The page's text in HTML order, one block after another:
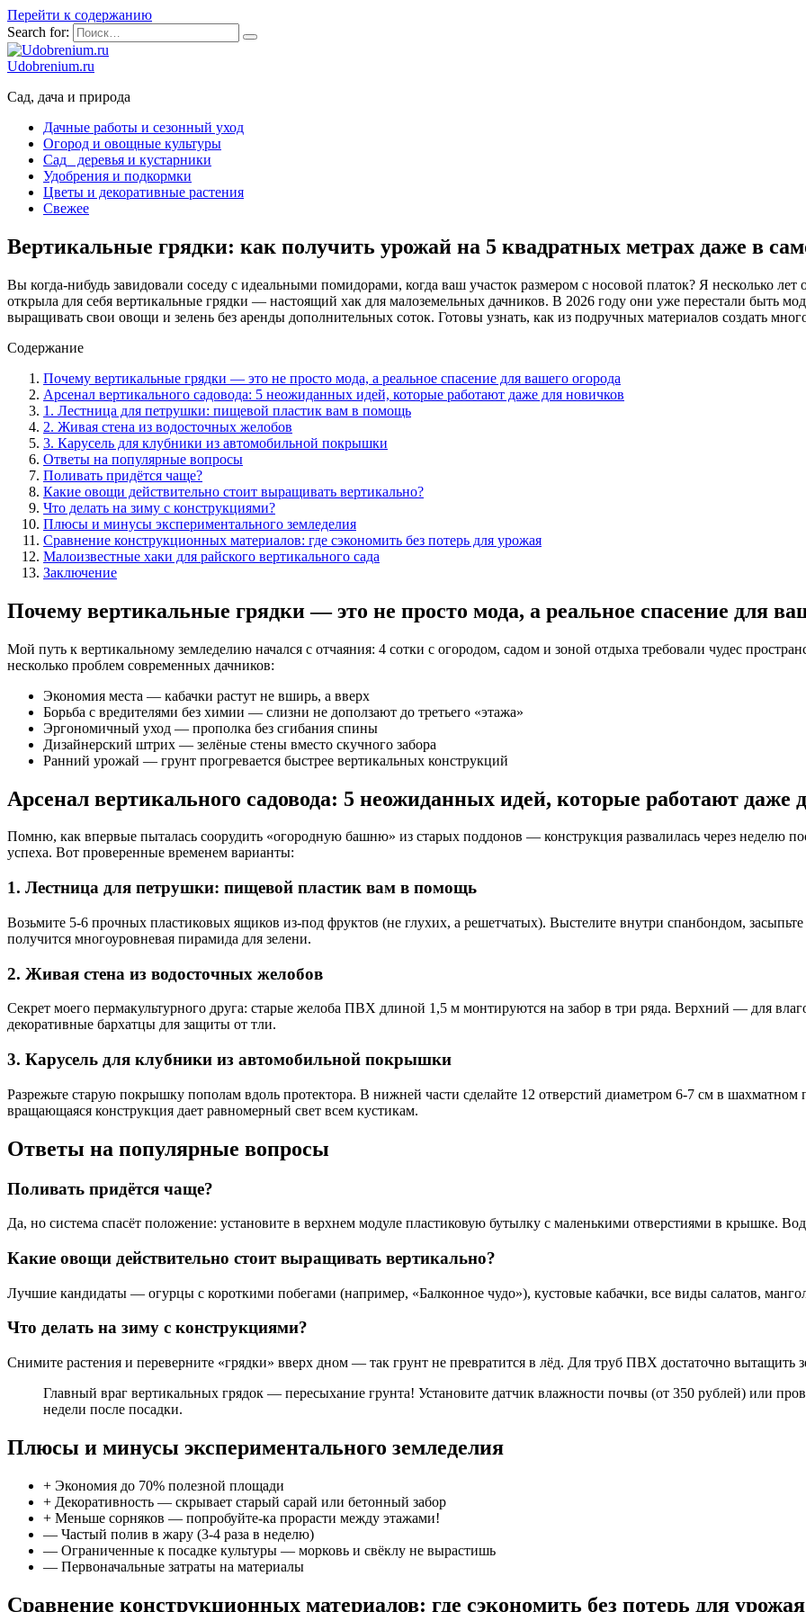
Перейти к содержанию
Search for:
Udobrenium.ru
Сад, дача и природа
Дачные работы и сезонный уход
Огород и овощные культуры
Сад_ деревья и кустарники
Удобрения и подкормки
Цветы и декоративные растения
Свежее
Вертикальные грядки: как получить урожай на 5 квадратных метрах даже в
Вы когда-нибудь завидовали соседу с идеальными помидорами, когда ваш участок размером с носовой платок? Я несколько
открыла для себя вертикальные грядки — настоящий хак для малоземельных дачников. В 2026 году они уже перестали быть
выращивать свои овощи и зелень без аренды дополнительных соток. Готовы узнать, как из подручных материалов создать
Содержание
Почему вертикальные грядки — это не просто мода, а реальное спасение для вашего огорода
Арсенал вертикального садовода: 5 неожиданных идей, которые работают даже для новичков
1. Лестница для петрушки: пищевой пластик вам в помощь
2. Живая стена из водосточных желобов
3. Карусель для клубники из автомобильной покрышки
Ответы на популярные вопросы
Поливать придётся чаще?
Какие овощи действительно стоит выращивать вертикально?
Что делать на зиму с конструкциями?
Плюсы и минусы экспериментального земледелия
Сравнение конструкционных материалов: где сэкономить без потерь для урожая
Малоизвестные хаки для райского вертикального сада
Заключение
Почему вертикальные грядки — это не просто мода, а реальное спасение для
Мой путь к вертикальному земледелию начался с отчаяния: 4 сотки с огородом, садом и зоной отдыха требовали чудес
несколько проблем современных дачников:
Экономия места — кабачки растут не вширь, а вверх
Борьба с вредителями без химии — слизни не доползают до третьего «этажа»
Эргономичный уход — прополка без сгибания спины
Дизайнерский штрих — зелёные стены вместо скучного забора
Ранний урожай — грунт прогревается быстрее вертикальных конструкций
Арсенал вертикального садовода: 5 неожиданных идей, которые работают даже
Помню, как впервые пыталась соорудить «огородную башню» из старых поддонов — конструкция развалилась через неделю
успеха. Вот проверенные временем варианты:
1. Лестница для петрушки: пищевой пластик вам в помощь
Возьмите 5-6 прочных пластиковых ящиков из-под фруктов (не глухих, а решетчатых). Выстелите внутри спанбондом,
получится многоуровневая пирамида для зелени.
2. Живая стена из водосточных желобов
Секрет моего пермакультурного друга: старые желоба ПВХ длиной 1,5 м монтируются на забор в три ряда. Верхний — для
декоративные бархатцы для защиты от тли.
3. Карусель для клубники из автомобильной покрышки
Разрежьте старую покрышку пополам вдоль протектора. В нижней части сделайте 12 отверстий диаметром 6-7 см в
вращающаяся конструкция дает равномерный свет всем кустикам.
Ответы на популярные вопросы
Поливать придётся чаще?
Да, но система спасёт положение: установите в верхнем модуле пластиковую бутылку с маленькими отверстиями в крышке.
Какие овощи действительно стоит выращивать вертикально?
Лучшие кандидаты — огурцы с короткими побегами (например, «Балконное чудо»), кустовые кабачки, все виды салатов,
Что делать на зиму с конструкциями?
Снимите растения и переверните «грядки» вверх дном — так грунт не превратится в лёд. Для труб ПВХ достаточно вытащить
Главный враг вертикальных грядок — пересыхание грунта! Установите датчик влажности почвы (от 350 рублей) или
недели после посадки.
Плюсы и минусы экспериментального земледелия
+ Экономия до 70% полезной площади
+ Декоративность — скрывает старый сарай или бетонный забор
+ Меньше сорняков — попробуйте-ка прорасти между этажами!
— Частый полив в жару (3-4 раза в неделю)
— Ограниченные к посадке культуры — морковь и свёклу не вырастишь
— Первоначальные затраты на материалы
Сравнение конструкционных материалов: где сэкономить без потерь для урожая